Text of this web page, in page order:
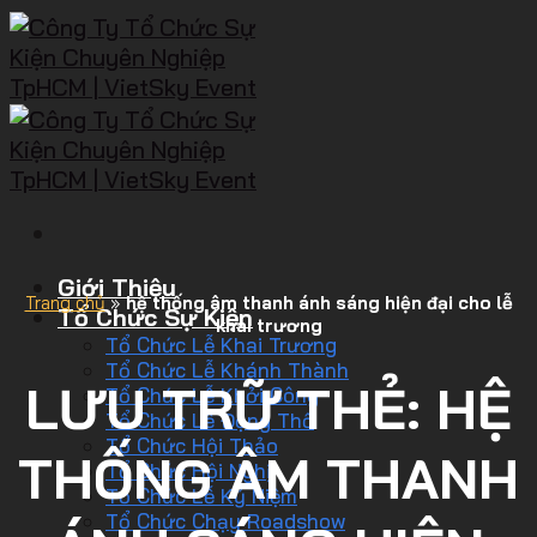
Giới Thiệu
Tổ Chức Sự Kiện
Tổ Chức Lễ Khai Trương
Tổ Chức Lễ Khánh Thành
Tổ Chức Lễ Khởi Công
Tổ Chức Lễ Động Thổ
Tổ Chức Hội Thảo
Tổ Chức Hội Nghị
Tổ Chức Lễ Kỷ Niệm
Tổ Chức Chạy Roadshow
Trang chủ » hệ thống âm thanh ánh sáng hiện đại cho lễ
khai trương
LƯU TRỮ THẺ: HỆ
THỐNG ÂM THANH